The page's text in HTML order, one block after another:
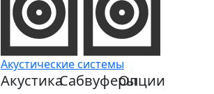
Акустические системы
АкустикаСабвуферыОпции